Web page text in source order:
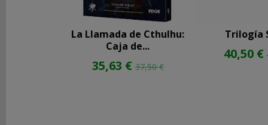
Facebook
La Llamada de Cthulhu:
Caja de...
35,63 € 37,50 €
Trilogía
40,50 €